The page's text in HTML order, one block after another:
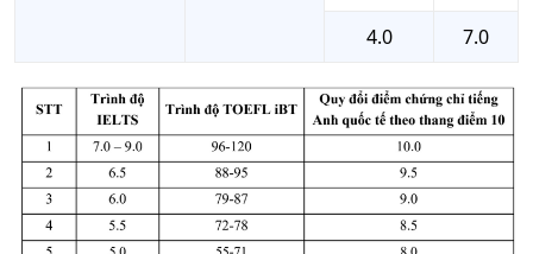
4.0
7.0